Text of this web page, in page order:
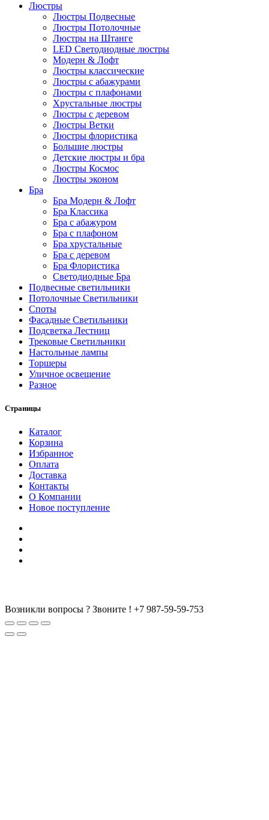
Люстры
Люстры Подвесные
Люстры Потолочные
Люстры на Штанге
LED Светодиодные люстры
Модерн & Лофт
Люстры классические
Люстры с абажурами
Люстры с плафонами
Хрустальные люстры
Люстры с деревом
Люстры Ветки
Люстры флористика
Большие люстры
Детские люстры и бра
Люстры Космос
Люстры эконом
Бра
Бра Модерн & Лофт
Бра Классика
Бра с абажуром
Бра с плафоном
Бра хрустальные
Бра с деревом
Бра Флористика
Светодиодные Бра
Подвесные светильники
Потолочные Светильники
Споты
Фасадные Светильники
Подсветка Лестниц
Трековые Светильники
Настольные лампы
Торшеры
Уличное освещение
Разное
Страницы
Каталог
Корзина
Избранное
Оплата
Доставка
Контакты
О Компании
Новое поступление
Возникли вопросы ? Звоните ! +7 987-59-59-753